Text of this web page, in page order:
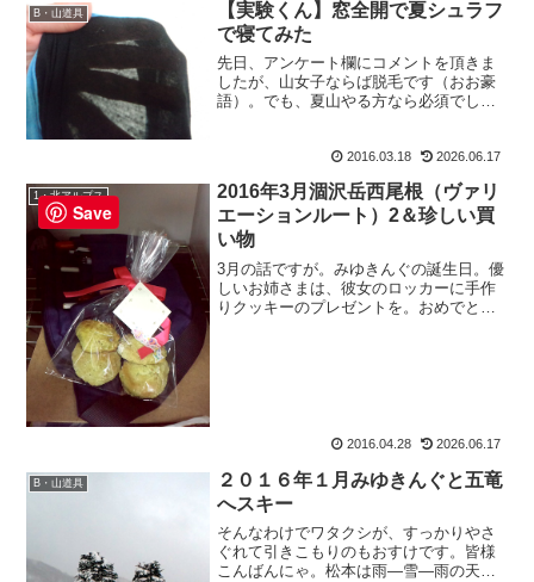
B・山道具
【実験くん】窓全開で夏シュラフ
で寝てみた
先日、アンケート欄にコメントを頂きま
したが、山女子ならば脱毛です（おお豪
語）。でも、夏山やる方なら必須でしょ
女。そりゃ毛根も元気でしょうから、刺
激も強いのかな？と思い...
2016.03.18 2026.06.17
1・北アルプス
2016年3月涸沢岳西尾根（ヴァリ
エーションルート）2＆珍しい買
い物
3月の話ですが。みゆきんぐの誕生日。優
しいお姉さまは、彼女のロッカーに手作
りクッキーのプレゼントを。おめでとう
2016.04.28 2026.06.17
B・山道具
２０１６年１月みゆきんぐと五竜
へスキー
そんなわけでワタクシが、すっかりやさ
ぐれて引きこもりのもおすけです。皆様
こんばんにゃ。松本は雨―雪―雨の天気
Save